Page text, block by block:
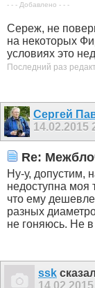
- - - Добавлено - - -
Сереж, не
на некоторых
условиях это
Последний раз
Сергей
14.02.2015
Re:
Ну-у, допустим,
недоступна моя
что ему
разных
не гоняюсь. Не в
ssk